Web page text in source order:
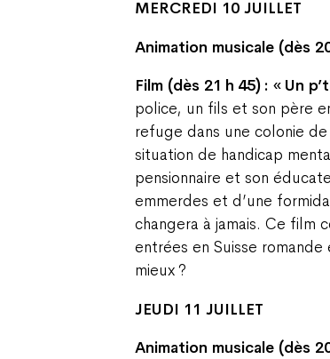
MERCREDI 10 JUILLET
Animation musicale (dès
Film (dès 21 h 45) : « Un
police, un fils et son père
refuge dans une colonie
situation de handicap
pensionnaire et son
emmerdes et d’une
changera à jamais. Ce film
entrées en Suisse
mieux ?
JEUDI 11 JUILLET
Animation musicale (dès